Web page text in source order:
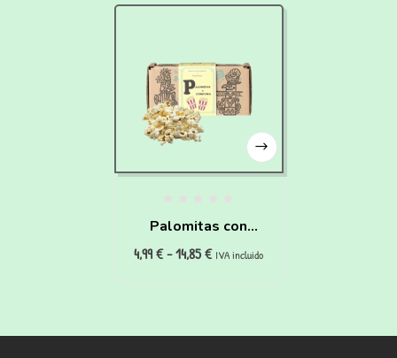
Palomitas con
cúrcuma para perros
4,99€-14,85€ IVA incluido